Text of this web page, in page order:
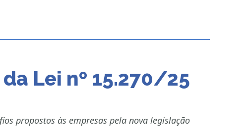
Lei nº 15.270/25
propostos às empresas pela nova legislação